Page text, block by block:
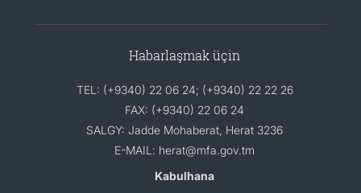
Habarlaşmak üçin
TEL: (+9340) 22 06 24; (+9340) 22 22 26
FAX: (+9340) 22 06 24
SALGY: Jadde Mohaberat, Herat 3236
E-MAIL: herat@mfa.gov.tm
Kabulhana